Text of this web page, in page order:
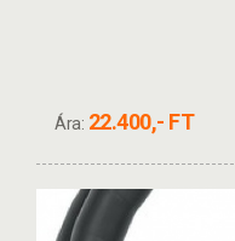
Ára: 22.400,- FT